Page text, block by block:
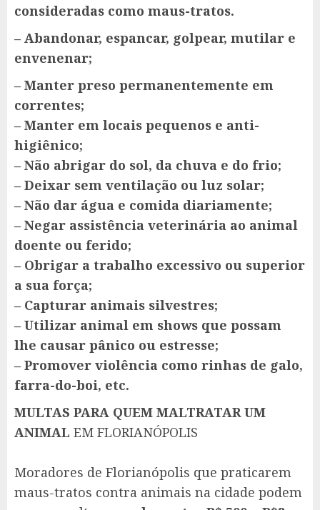
consideradas como maus-tratos.
– Abandonar, espancar, golpear, mutilar e
envenenar;
– Manter preso permanentemente em
correntes;
– Manter em locais pequenos e anti-
higiênico;
– Não abrigar do sol, da chuva e do frio;
– Deixar sem ventilação ou luz solar;
– Não dar água e comida diariamente;
– Negar assistência veterinária ao animal
doente ou ferido;
– Obrigar a trabalho excessivo ou superior
a sua força;
– Capturar animais silvestres;
– Utilizar animal em shows que possam
lhe causar pânico ou estresse;
– Promover violência como rinhas de galo,
farra-do-boi, etc.
MULTAS PARA QUEM MALTRATAR UM
ANIMAL EM FLORIANÓPOLIS
Moradores de Florianópolis que praticarem
maus-tratos contra animais na cidade podem